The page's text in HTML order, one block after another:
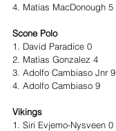
4. Matias MacDonough 5
Scone Polo
1. David Paradice 0
2. Matias Gonzalez 4
3. Adolfo Cambiaso Jnr 9
4. Adolfo Cambiaso 9
Vikings
1. Siri Evjemo-Nysveen 0